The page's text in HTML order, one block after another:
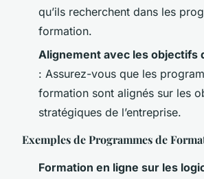
qu’ils recherchent dans les
formation.
Alignement avec les objectifs
: Assurez-vous que les
formation sont alignés sur les
stratégiques de l’entreprise.
Exemples de Programmes de
Formation en ligne sur les